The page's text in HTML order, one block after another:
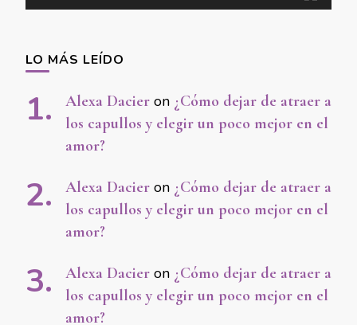
LO MÁS LEÍDO
Alexa Dacier on ¿Cómo dejar de atraer a
los capullos y elegir un poco mejor en el
amor?
Alexa Dacier on ¿Cómo dejar de atraer a
los capullos y elegir un poco mejor en el
amor?
Alexa Dacier on ¿Cómo dejar de atraer a
los capullos y elegir un poco mejor en el
amor?